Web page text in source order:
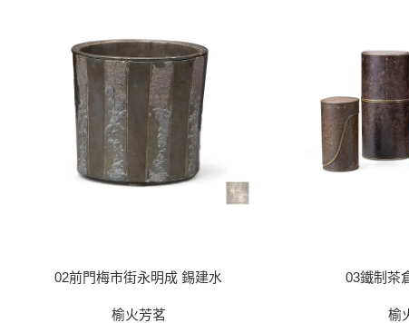
02前門梅市街永明成 錫建水
榆火芳茗
03鐵制茶
榆